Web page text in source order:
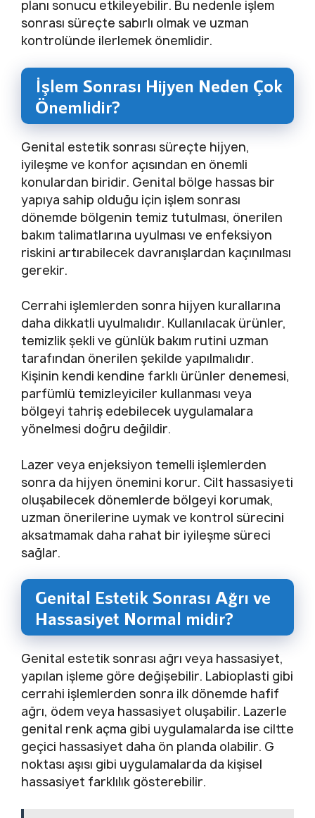
planı sonucu etkileyebilir. Bu nedenle işlem
sonrası süreçte sabırlı olmak ve uzman
kontrolünde ilerlemek önemlidir.
İşlem Sonrası Hijyen Neden Çok
Önemlidir?
Genital estetik sonrası süreçte hijyen,
iyileşme ve konfor açısından en önemli
konulardan biridir. Genital bölge hassas bir
yapıya sahip olduğu için işlem sonrası
dönemde bölgenin temiz tutulması, önerilen
bakım talimatlarına uyulması ve enfeksiyon
riskini artırabilecek davranışlardan kaçınılması
gerekir.
Cerrahi işlemlerden sonra hijyen kurallarına
daha dikkatli uyulmalıdır. Kullanılacak ürünler,
temizlik şekli ve günlük bakım rutini uzman
tarafından önerilen şekilde yapılmalıdır.
Kişinin kendi kendine farklı ürünler denemesi,
parfümlü temizleyiciler kullanması veya
bölgeyi tahriş edebilecek uygulamalara
yönelmesi doğru değildir.
Lazer veya enjeksiyon temelli işlemlerden
sonra da hijyen önemini korur. Cilt hassasiyeti
oluşabilecek dönemlerde bölgeyi korumak,
uzman önerilerine uymak ve kontrol sürecini
aksatmamak daha rahat bir iyileşme süreci
sağlar.
Genital Estetik Sonrası Ağrı ve
Hassasiyet Normal midir?
Genital estetik sonrası ağrı veya hassasiyet,
yapılan işleme göre değişebilir. Labioplasti gibi
cerrahi işlemlerden sonra ilk dönemde hafif
ağrı, ödem veya hassasiyet oluşabilir. Lazerle
genital renk açma gibi uygulamalarda ise ciltte
geçici hassasiyet daha ön planda olabilir. G
noktası aşısı gibi uygulamalarda da kişisel
hassasiyet farklılık gösterebilir.